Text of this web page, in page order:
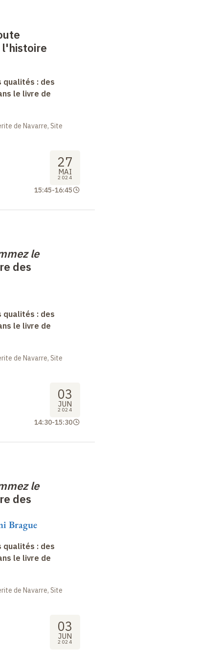
l'histoire
qualités : des
le livre de
de Navarre, Site
27
MAI
2024
15:45-16:45
le
des
qualités : des
le livre de
de Navarre, Site
03
JUN
2024
14:30-15:30
le
des
Brague
qualités : des
le livre de
de Navarre, Site
03
JUN
2024